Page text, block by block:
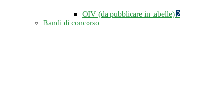
OIV (da pubblicare in tabelle) 2
Bandi di concorso